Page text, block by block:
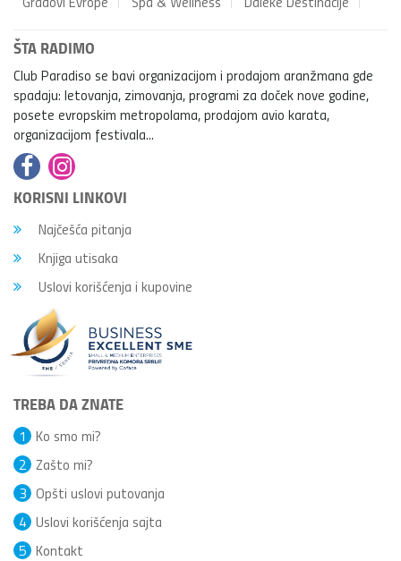
ŠTA RADIMO
Club Paradiso se bavi organizacijom i prodajom aranžmana gde
spadaju: letovanja, zimovanja, programi za doček nove godine,
posete evropskim metropolama, prodajom avio karata,
organizacijom festivala...
KORISNI LINKOVI
Najčešća pitanja
Knjiga utisaka
Uslovi korišćenja i kupovine
TREBA DA ZNATE
Ko smo mi?
1
Zašto mi?
2
Opšti uslovi putovanja
3
Uslovi korišćenja sajta
4
Kontakt
5